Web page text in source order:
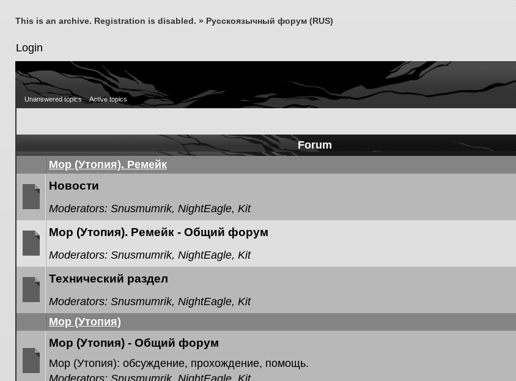
This is an archive. Registration is disabled. » Русскоязычный форум (RUS)
Login
Unanswered topics Active topics
Forum
Мор (Утопия). Ремейк
posts
Новости
Moderators: Snusmumrik, NightEagle, Kit
posts
Мор (Утопия). Ремейк - Общий форум
Moderators: Snusmumrik, NightEagle, Kit
unread
posts
Технический раздел
Moderators: Snusmumrik, NightEagle, Kit
Мор (Утопия)
Мор (Утопия) - Общий форум
Мор (Утопия): обсуждение, прохождение, помощь.
Moderators: Snusmumrik, NightEagle Kit